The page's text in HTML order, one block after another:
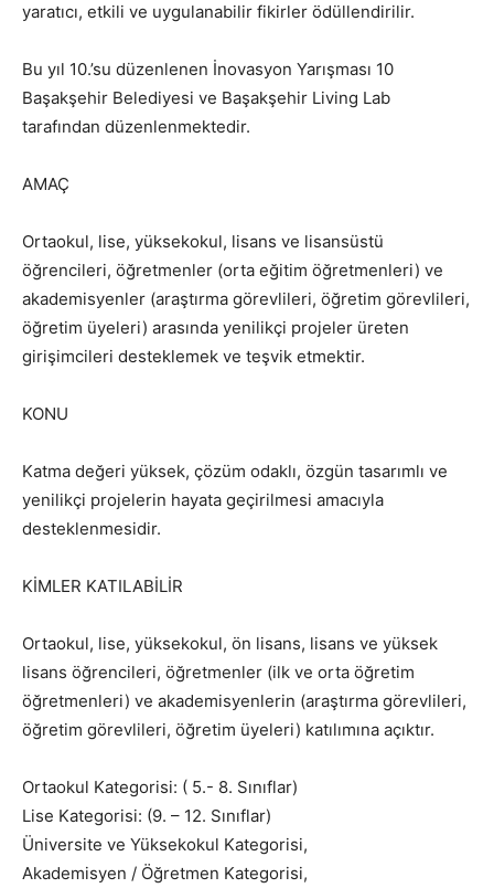
yaratıcı, etkili ve uygulanabilir fikirler ödüllendirilir.
Bu yıl 10.’su düzenlenen İnovasyon Yarışması 10
Başakşehir Belediyesi ve Başakşehir Living Lab
tarafından düzenlenmektedir.
AMAÇ
Ortaokul, lise, yüksekokul, lisans ve lisansüstü
öğrencileri, öğretmenler (orta eğitim öğretmenleri) ve
akademisyenler (araştırma görevlileri, öğretim görevlileri,
öğretim üyeleri) arasında yenilikçi projeler üreten
girişimcileri desteklemek ve teşvik etmektir.
KONU
Katma değeri yüksek, çözüm odaklı, özgün tasarımlı ve
yenilikçi projelerin hayata geçirilmesi amacıyla
desteklenmesidir.
KİMLER KATILABİLİR
Ortaokul, lise, yüksekokul, ön lisans, lisans ve yüksek
lisans öğrencileri, öğretmenler (ilk ve orta öğretim
öğretmenleri) ve akademisyenlerin (araştırma görevlileri,
öğretim görevlileri, öğretim üyeleri) katılımına açıktır.
Ortaokul Kategorisi: ( 5.- 8. Sınıflar)
Lise Kategorisi: (9. – 12. Sınıflar)
Üniversite ve Yüksekokul Kategorisi,
Akademisyen / Öğretmen Kategorisi,